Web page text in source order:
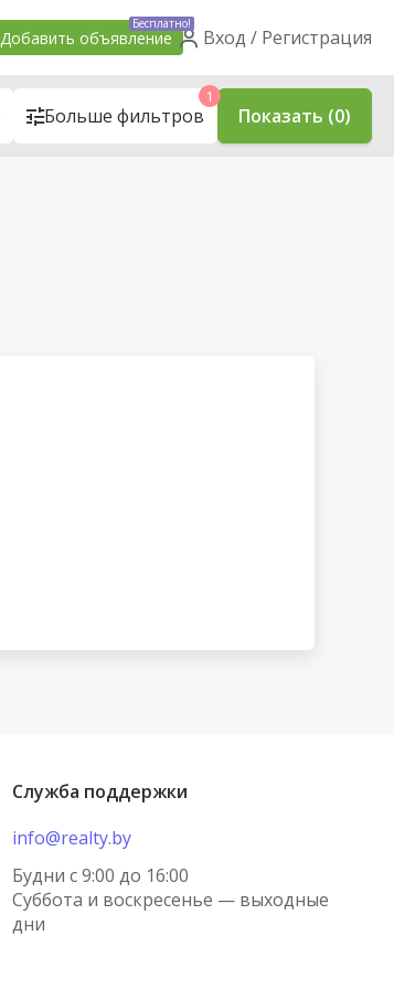
Добавить объявление
Бесплатно!
Вход / Регистрация
Больше фильтров
1
Показать (0)
Служба поддержки
info@realty.by
Будни с 9:00 до 16:00
Суббота и воскресенье — выходные
дни